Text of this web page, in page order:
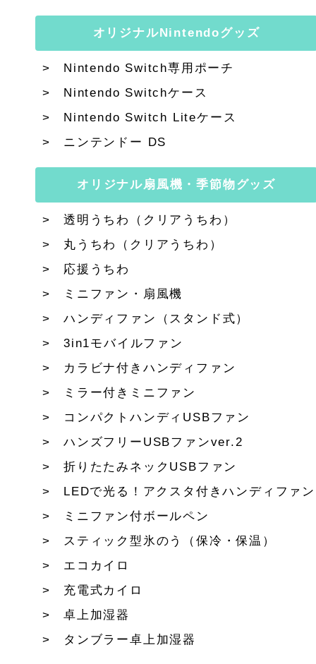
オリジナルNintendoグッズ
Nintendo Switch専用ポーチ
Nintendo Switchケース
Nintendo Switch Liteケース
ニンテンドー DS
オリジナル扇風機・季節物グッズ
透明うちわ（クリアうちわ）
丸うちわ（クリアうちわ）
応援うちわ
ミニファン・扇風機
ハンディファン（スタンド式）
3in1モバイルファン
カラビナ付きハンディファン
ミラー付きミニファン
コンパクトハンディUSBファン
ハンズフリーUSBファンver.2
折りたたみネックUSBファン
LEDで光る！アクスタ付きハンディファン
ミニファン付ボールペン
スティック型氷のう（保冷・保温）
エコカイロ
充電式カイロ
卓上加湿器
タンブラー卓上加湿器